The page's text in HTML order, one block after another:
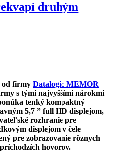
druhým
od firmyDatalogic MEMOR
s tými najvyššími nárokmi
tenký kompaktný
5,7 ” full HD displejom,
rozhranie pre
displejom v čele
pre zobrazovanie rôznych
hovorov.